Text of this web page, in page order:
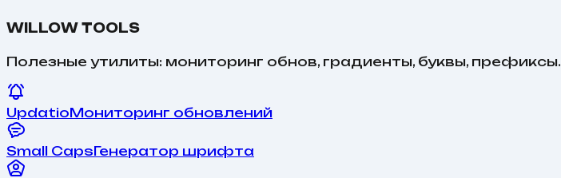
WILLOW TOOLS
Полезные утилиты: мониторинг обнов, градиенты, буквы, префиксы.
UpdatioМониторинг обновлений
Small CapsГенератор шрифта